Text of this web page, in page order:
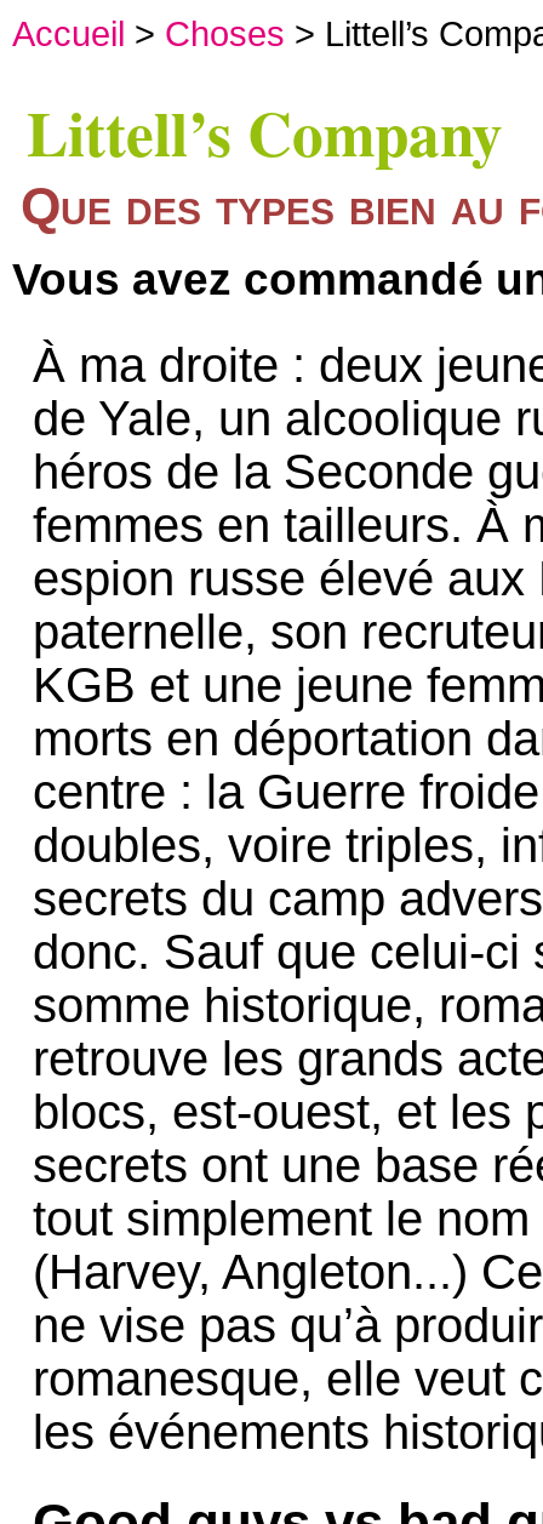
Accueil > Choses > Littell’s
Littell’s Company
Que des types bien au
Vous avez commandé
À ma droite : deux
de Yale, un alcoolique
héros de la Seconde
femmes en tailleurs. À
espion russe élevé
paternelle, son
KGB et une jeune
morts en déportation
centre : la Guerre
doubles, voire triples,
secrets du camp
donc. Sauf que celui-ci
somme historique,
retrouve les grands
blocs, est-ouest, et les
secrets ont une base
tout simplement le
(Harvey, Angleton...)
ne vise pas qu’à
romanesque, elle veut
les événements